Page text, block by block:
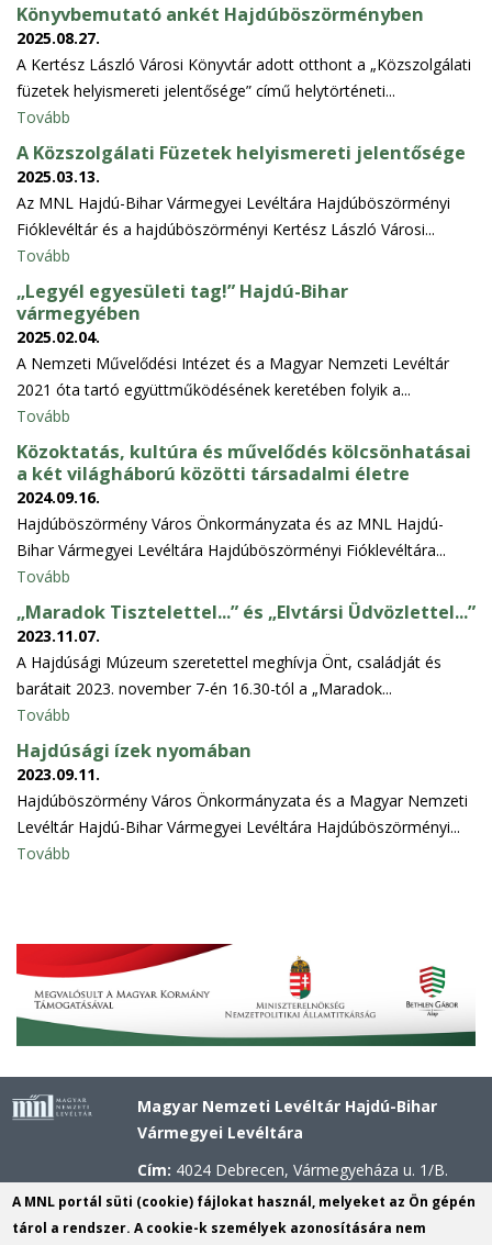
Könyvbemutató ankét Hajdúböszörményben
2025.08.27.
A Kertész László Városi Könyvtár adott otthont a „Közszolgálati
füzetek helyismereti jelentősége” című helytörténeti...
Tovább
A Közszolgálati Füzetek helyismereti jelentősége
2025.03.13.
Az MNL Hajdú-Bihar Vármegyei Levéltára Hajdúböszörményi
Fióklevéltár és a hajdúböszörményi Kertész László Városi...
Tovább
„Legyél egyesületi tag!” Hajdú-Bihar
vármegyében
2025.02.04.
A Nemzeti Művelődési Intézet és a Magyar Nemzeti Levéltár
2021 óta tartó együttműködésének keretében folyik a...
Tovább
Közoktatás, kultúra és művelődés kölcsönhatásai
a két világháború közötti társadalmi életre
2024.09.16.
Hajdúböszörmény Város Önkormányzata és az MNL Hajdú-
Bihar Vármegyei Levéltára Hajdúböszörményi Fióklevéltára...
Tovább
„Maradok Tisztelettel...” és „Elvtársi Üdvözlettel...”
2023.11.07.
A Hajdúsági Múzeum szeretettel meghívja Önt, családját és
barátait 2023. november 7-én 16.30-tól a „Maradok...
Tovább
Hajdúsági ízek nyomában
2023.09.11.
Hajdúböszörmény Város Önkormányzata és a Magyar Nemzeti
Levéltár Hajdú-Bihar Vármegyei Levéltára Hajdúböszörményi...
Tovább
Magyar Nemzeti Levéltár Hajdú-Bihar
Vármegyei Levéltára
Cím: 4024 Debrecen, Vármegyeháza u. 1/B.
Telefon:+36 52 503 296 (Titkárság), +36 52
503 297 (Kutatószolgálat)
A MNL portál süti (cookie) fájlokat használ, melyeket az Ön gépén
tárol a rendszer. A cookie-k személyek azonosítására nem